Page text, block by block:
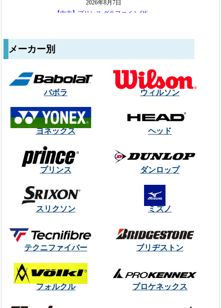
メーカー別
バボラ ウィルソン
ヨネックス ヘッド
プリンス ダンロップ
スリクソン ミズノ
テクニファイバー ブリヂストン
フォルクル プロケネックス